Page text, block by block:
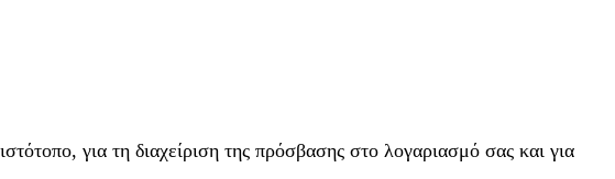
για τη διαχείριση της πρόσβασης στο λογαριασμό σας και για